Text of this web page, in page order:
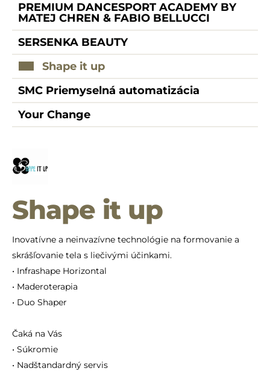
PREMIUM DANCESPORT ACADEMY BY
MATEJ CHREN & FABIO BELLUCCI
SERSENKA BEAUTY
Shape it up
SMC Priemyselná automatizácia
Your Change
Shape it up
Inovatívne a neinvazívne technológie na formovanie a
skrášľovanie tela s liečivými účinkami.
• Infrashape Horizontal
• Maderoterapia
• Duo Shaper
Čaká na Vás
• Súkromie
• Nadštandardný servis